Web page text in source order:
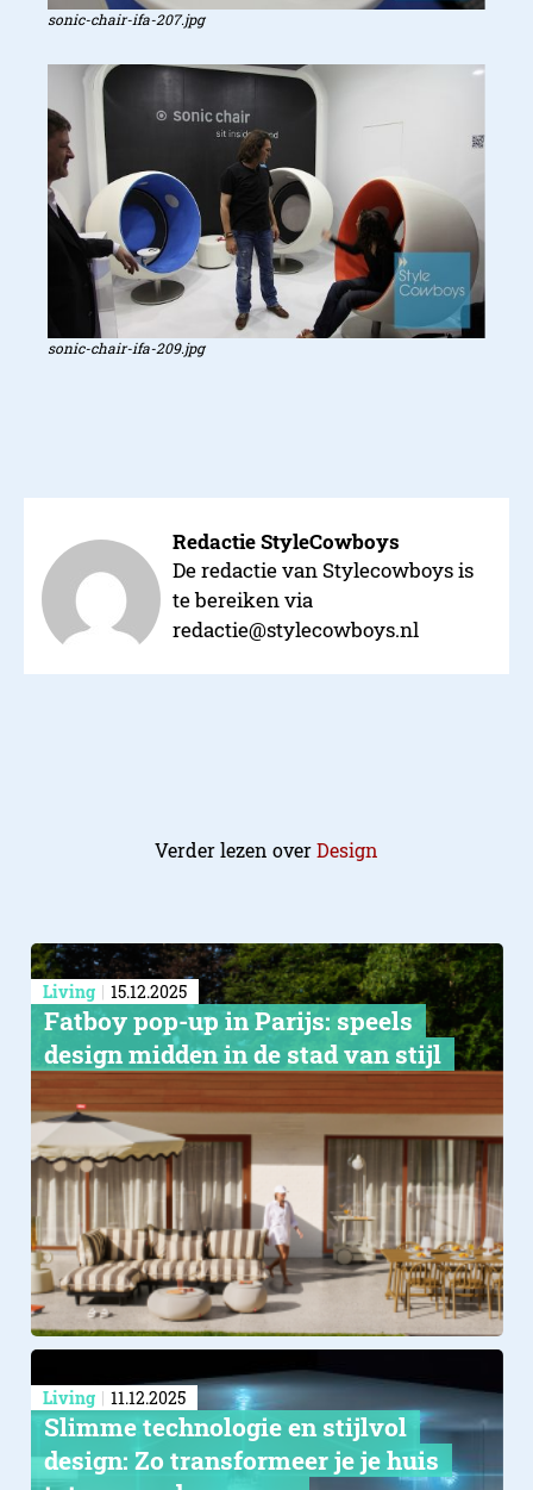
sonic-chair-ifa-207.jpg
sonic-chair-ifa-209.jpg
Redactie StyleCowboys
De redactie van Stylecowboys is
te bereiken via
redactie@stylecowboys.nl
Verder lezen overDesign
Living 15.12.2025
Fatboy pop-up in Parijs: speels
design midden in de stad van stijl
Living 11.12.2025
Slimme technologie en stijlvol
design: Zo transformeer je je huis